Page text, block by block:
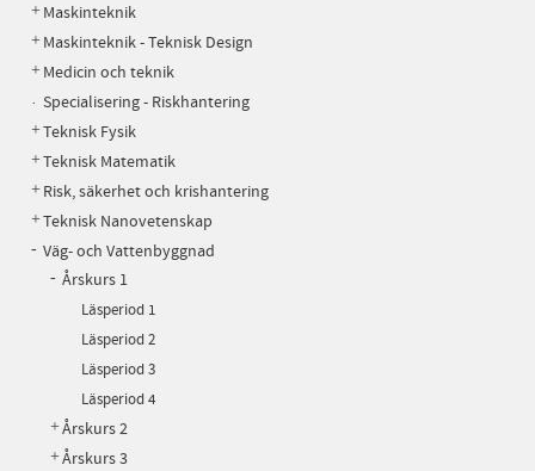
Maskinteknik
Maskinteknik - Teknisk Design
Medicin och teknik
Specialisering - Riskhantering
Teknisk Fysik
Teknisk Matematik
Risk, säkerhet och krishantering
Teknisk Nanovetenskap
Väg- och Vattenbyggnad
Årskurs 1
Läsperiod 1
Läsperiod 2
Läsperiod 3
Läsperiod 4
Årskurs 2
Årskurs 3